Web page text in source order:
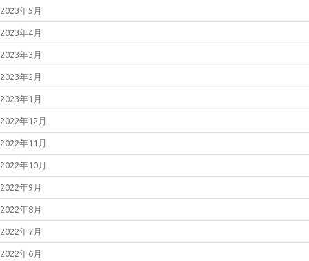
2023年5月
2023年4月
2023年3月
2023年2月
2023年1月
2022年12月
2022年11月
2022年10月
2022年9月
2022年8月
2022年7月
2022年6月